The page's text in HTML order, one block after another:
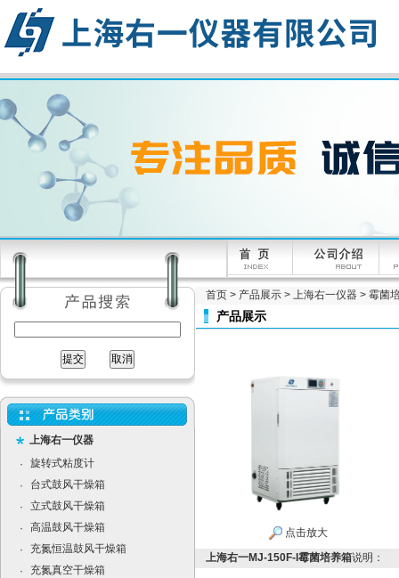
上海右一仪器
·
旋转式粘度计
·
台式鼓风干燥箱
·
立式鼓风干燥箱
·
高温鼓风干燥箱
·
充氮恒温鼓风干燥箱
·
充氮真空干燥箱
首页 > 产品展示 > 上海右一仪器 > 霉菌
产品展示
点击放大
上海右一MJ-150F-I霉菌培养箱说明：